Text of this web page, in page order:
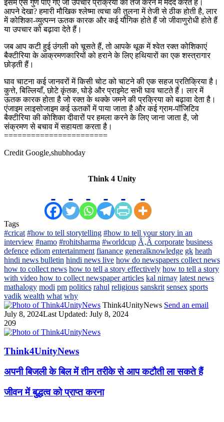
इसमें ऐसे गुण पाए गए जो उपचार प्रक्रिया को तेज करने में मदद करते हैं।
आपने देखा? हमारी मौखिक श्लेष्मा त्वचा की तुलना में तेजी से ठीक होती है, लार
में कोशिका-व्युत्पन्न ऊतक कारक और कई यौगिक होते हैं जो जीवाणुरोधी होते हैं
या उपचार को बढ़ावा देते हैं।
जब आप कटी हुई उंगली को चूसते हैं, तो आपके थूक में श्वेत रक्त कोशिकाएं
बैक्टीरिया के आक्रमणकारियों को हराने के लिए हथियारों का एक शस्त्रागार
छोड़ती हैं।
घाव चाटना कई जानवरों में किसी चोट को चाटने की एक सहज प्रतिक्रिया है।
कुत्ते, बिल्लियाँ, छोटे कृंतक, घोड़े और प्राइमेट सभी घाव चाटते हैं। लार में
ऊतक कारक होता है जो रक्त के थक्के जमने की प्रक्रिया को बढ़ावा देता है।
एंजाइम लाइसोजाइम कई ऊतकों में पाया जाता है और कई ग्राम-पॉजिटिव
बैक्टीरिया की कोशिका दीवारों पर हमला करने के लिए जाना जाता है, जो
संक्रमण से बचाव में सहायता करता है।
=======================
Credit Google,shubhoday
Think 4 Unity
Tags
#cricat #how to tell storytelling #how to tell your story in an
interview #namo #rohitsharma #worldcup Ã‚Â corporate business
defence ediom entertainment fianance generalknowledge gk heath
hindi news bulletin hindi news live how do newspapers collect news
how to collect news how to tell a story effectively how to tell a story
with video how to collect newspaper articles kal nirnay latest news
mathalogy modi pm politics rahul religious sanskrit sensex sports
vadik wealth what why
Think4UnityNews Send an email
July 8, 2024Last Updated: July 8, 2024
209
Think4UnityNews
अपनी बिजली के बिल में तीन तरीके से आप कटौती ला सकते हैं
जीवन में बुद्धत्व को प्राप्त करना